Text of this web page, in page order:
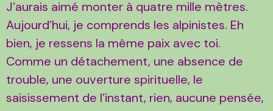
J’aurais aimé monter à quatre mille mètres.
Aujourd’hui, je comprends les alpinistes. Eh
bien, je ressens la même paix avec toi.
Comme un détachement, une absence de
trouble, une ouverture spirituelle, le
saisissement de l’instant, rien, aucune pensée,